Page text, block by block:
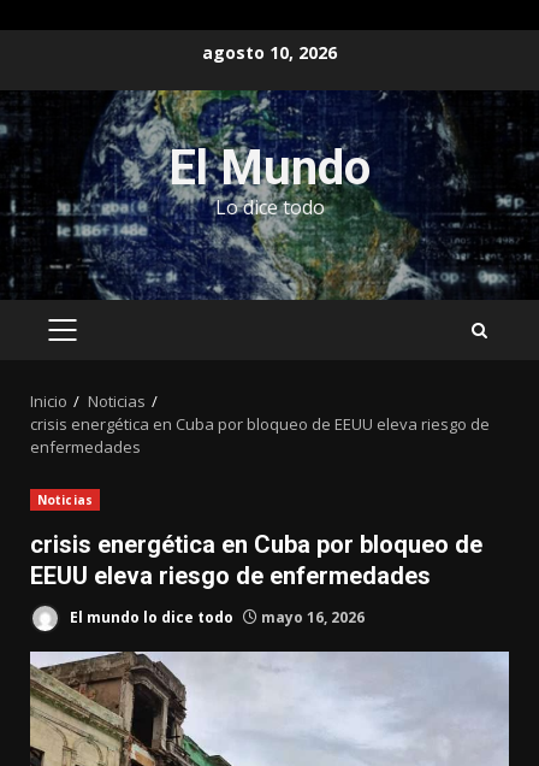
contenido
agosto 10, 2026
El Mundo
Lo dice todo
MENÚ
Inicio
Noticias
crisis energética en Cuba por bloqueo de EEUU eleva riesgo de
enfermedades
Noticias
crisis energética en Cuba por bloqueo de
EEUU eleva riesgo de enfermedades
El mundo lo dice todo mayo 16, 2026